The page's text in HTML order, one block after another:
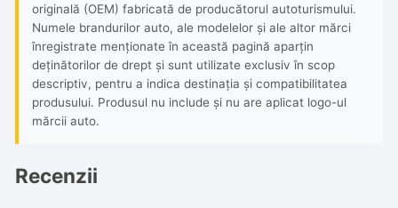
originală (OEM) fabricată de producătorul autoturismului.
Numele brandurilor auto, ale modelelor și ale altor mărci
înregistrate menționate în această pagină aparțin
deținătorilor de drept și sunt utilizate exclusiv în scop
descriptiv, pentru a indica destinația și compatibilitatea
produsului. Produsul nu include și nu are aplicat logo-ul
mărcii auto.
Recenzii